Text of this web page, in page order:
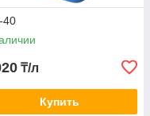
₸/л
Купить